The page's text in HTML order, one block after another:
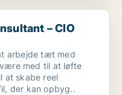
Trusted Advisor...
– CIO
arbejde tæt med
være med til at løfte
at skabe reel
der kan opbyg..